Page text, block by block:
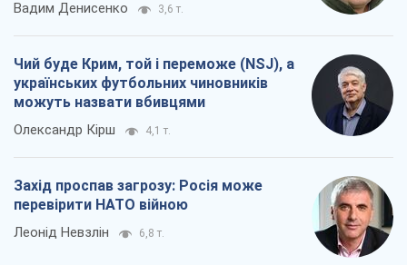
Вадим Денисенко 3,6 т.
Чий буде Крим, той і переможе (NSJ), а
українських футбольних чиновників
можуть назвати вбивцями
Олександр Кірш 4,1 т.
Захід проспав загрозу: Росія може
перевірити НАТО війною
Леонід Невзлін 6,8 т.